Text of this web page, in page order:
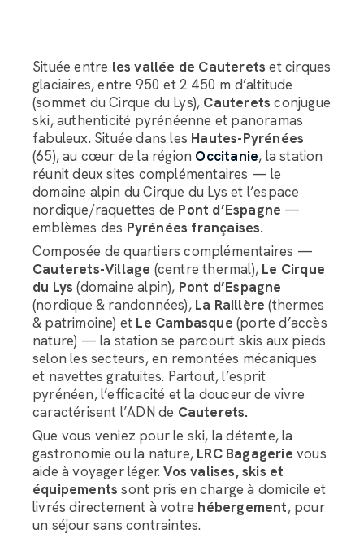
Située entre les vallée de Cauterets et cirques
glaciaires, entre 950 et 2 450 m d’altitude
(sommet du Cirque du Lys), Cauterets conjugue
ski, authenticité pyrénéenne et panoramas
fabuleux. Située dans les Hautes-Pyrénées
(65), au cœur de la région Occitanie, la station
réunit deux sites complémentaires — le
domaine alpin du Cirque du Lys et l’espace
nordique/raquettes de Pont d’Espagne —
emblèmes des Pyrénées françaises.
Composée de quartiers complémentaires —
Cauterets-Village (centre thermal), Le Cirque
du Lys (domaine alpin), Pont d’Espagne
(nordique & randonnées), La Raillère (thermes
& patrimoine) et Le Cambasque (porte d’accès
nature) — la station se parcourt skis aux pieds
selon les secteurs, en remontées mécaniques
et navettes gratuites. Partout, l’esprit
pyrénéen, l’efficacité et la douceur de vivre
caractérisent l’ADN de Cauterets.
Que vous veniez pour le ski, la détente, la
gastronomie ou la nature, LRC Bagagerie vous
aide à voyager léger.Vos valises, skis et
équipements sont pris en charge à domicile et
livrés directement à votre hébergement, pour
un séjour sans contraintes.